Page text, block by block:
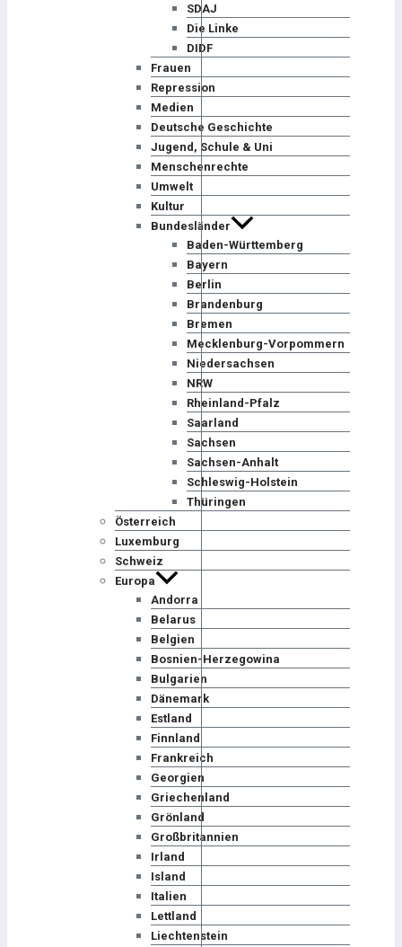
SDAJ
Die Linke
DIDF
Frauen
Repression
Medien
Deutsche Geschichte
Jugend, Schule & Uni
Menschenrechte
Umwelt
Kultur
Bundesländer
Baden-Württemberg
Bayern
Berlin
Brandenburg
Bremen
Mecklenburg-Vorpommern
Niedersachsen
NRW
Rheinland-Pfalz
Saarland
Sachsen
Sachsen-Anhalt
Schleswig-Holstein
Thüringen
Österreich
Luxemburg
Schweiz
Europa
Andorra
Belarus
Belgien
Bosnien-Herzegowina
Bulgarien
Dänemark
Estland
Finnland
Frankreich
Georgien
Griechenland
Grönland
Großbritannien
Irland
Island
Italien
Lettland
Liechtenstein